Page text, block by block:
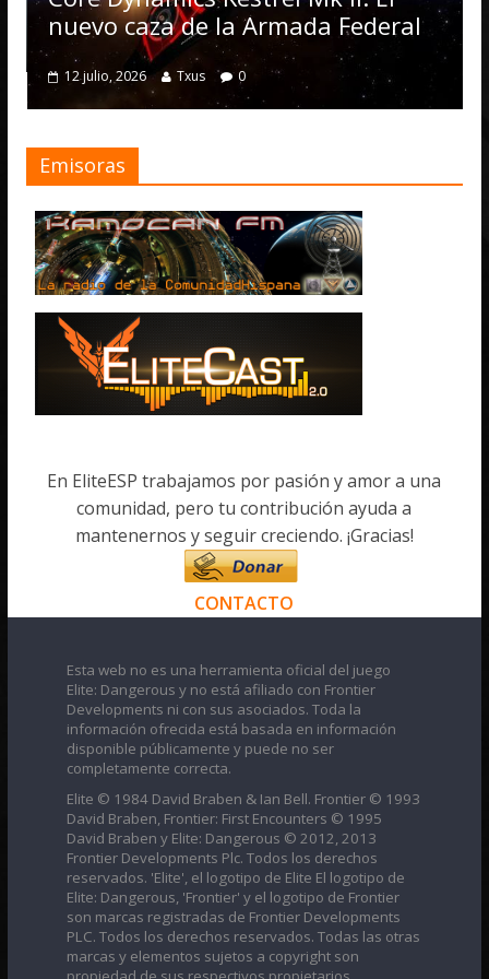
nuevo caza de la Armada Federal
12 julio, 2026 Txus 0
Emisoras
En EliteESP trabajamos por pasión y amor a una
comunidad, pero tu contribución ayuda a
mantenernos y seguir creciendo. ¡Gracias!
CONTACTO
Esta web no es una herramienta oficial del juego
Elite: Dangerous y no está afiliado con Frontier
Developments ni con sus asociados. Toda la
información ofrecida está basada en información
disponible públicamente y puede no ser
completamente correcta.
Elite © 1984 David Braben & Ian Bell. Frontier © 1993
David Braben, Frontier: First Encounters © 1995
David Braben y Elite: Dangerous © 2012, 2013
Frontier Developments Plc. Todos los derechos
reservados. 'Elite', el logotipo de Elite El logotipo de
Elite: Dangerous, 'Frontier' y el logotipo de Frontier
son marcas registradas de Frontier Developments
PLC. Todos los derechos reservados. Todas las otras
marcas y elementos sujetos a copyright son